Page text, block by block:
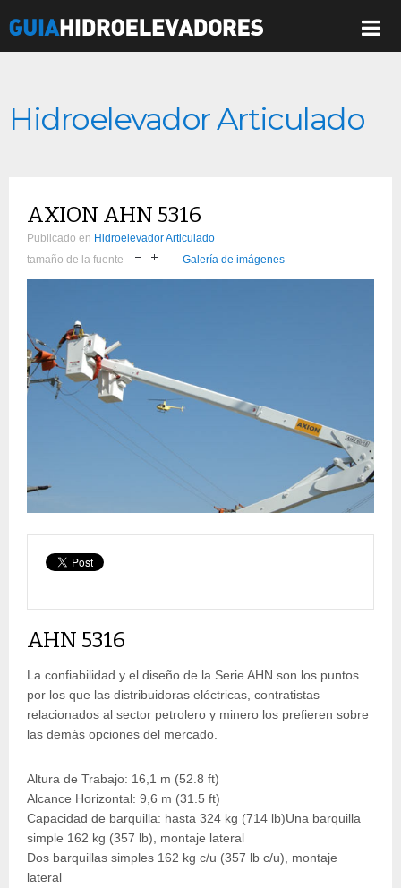
Hidroelevador Articulado
AXION AHN 5316
Publicado en Hidroelevador Articulado
tamaño de la fuente
Galería de imágenes
AHN 5316
La confiabilidad y el diseño de la Serie AHN son los puntos
por los que las distribuidoras eléctricas, contratistas
relacionados al sector petrolero y minero los prefieren sobre
las demás opciones del mercado.
Altura de Trabajo: 16,1 m (52.8 ft)
Alcance Horizontal: 9,6 m (31.5 ft)
Capacidad de barquilla: hasta 324 kg (714 lb)Una barquilla
simple 162 kg (357 lb), montaje lateral
Dos barquillas simples 162 kg c/u (357 lb c/u), montaje
lateral